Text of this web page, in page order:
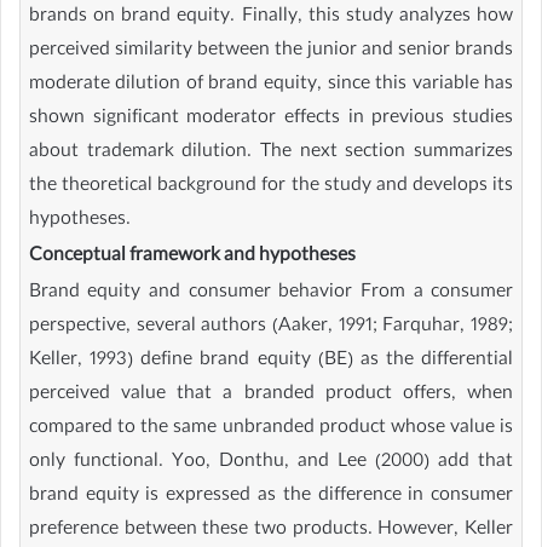
brands on brand equity. Finally, this study analyzes how
perceived similarity between the junior and senior brands
moderate dilution of brand equity, since this variable has
shown significant moderator effects in previous studies
about trademark dilution. The next section summarizes
the theoretical background for the study and develops its
hypotheses.
Conceptual framework and hypotheses
Brand equity and consumer behavior From a consumer
perspective, several authors (Aaker, 1991; Farquhar, 1989;
Keller, 1993) define brand equity (BE) as the differential
perceived value that a branded product offers, when
compared to the same unbranded product whose value is
only functional. Yoo, Donthu, and Lee (2000) add that
brand equity is expressed as the difference in consumer
preference between these two products. However, Keller